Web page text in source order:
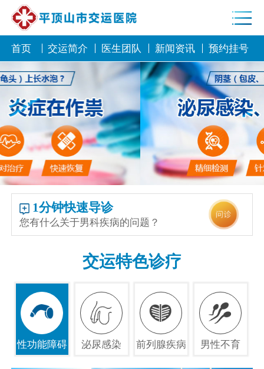
首页 交运简介 医生团队 新闻资讯 预约挂号
1分钟快速导诊
您有什么关于男科疾病的问题？
交运特色诊疗
性功能障碍 泌尿感染 前列腺疾病 男性不育